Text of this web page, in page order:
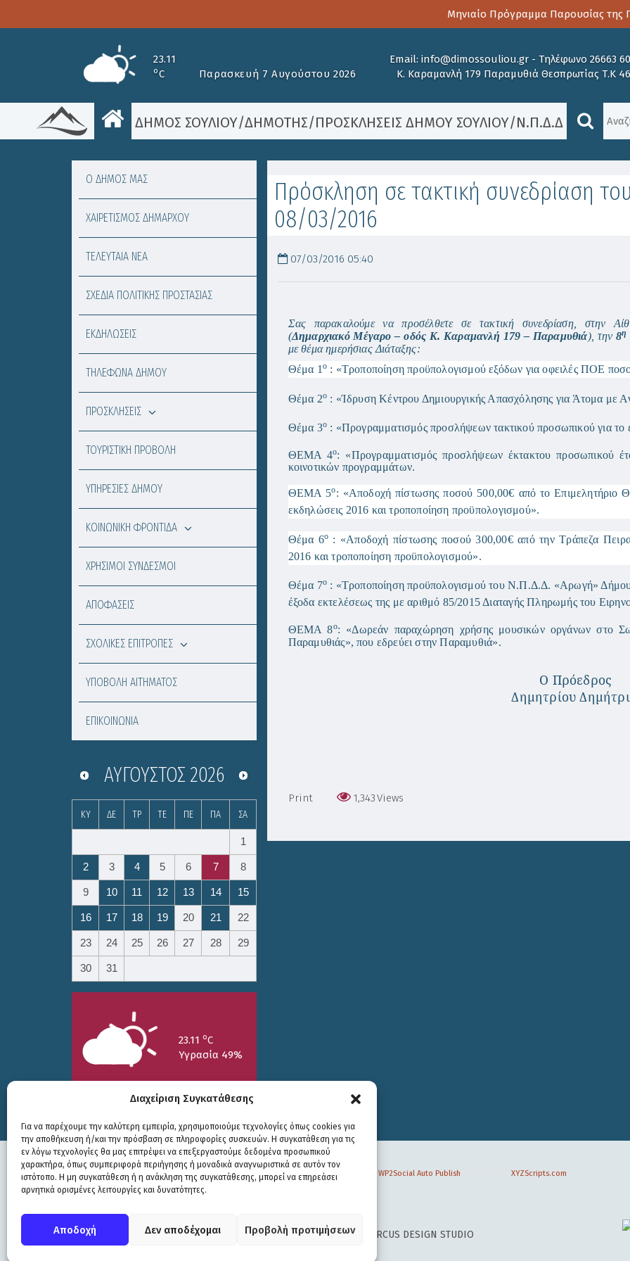
Διαχείριση Συγκατάθεσης
Για να παρέχουμε την καλύτερη εμπειρία, χρησιμοποιούμε τεχνολογίες όπως cookies για
την αποθήκευση ή/και την πρόσβαση σε πληροφορίες συσκευών. Η συγκατάθεση για τις
εν λόγω τεχνολογίες θα μας επιτρέψει να επεξεργαστούμε δεδομένα προσωπικού
χαρακτήρα, όπως συμπεριφορά περιήγησης ή μοναδικά αναγνωριστικά σε αυτόν τον
ιστότοπο. Η μη συγκατάθεση ή η ανάκληση της συγκατάθεσης, μπορεί να επηρεάσει
αρνητικά ορισμένες λειτουργίες και δυνατότητες.
Αποδοχή Δεν αποδέχομαι Προβολή προτιμήσεων
Μηνιαίο Πρόγραμμα Παρουσίας της
23.11
oC Παρασκευή 7 Αυγούστου 2026
Email: info@dimossouliou.gr - Τηλέφωνο 26663
Κ. Καραμανλή 179 Παραμυθιά Θεσπρωτίας Τ.Κ
ΔΗΜΟΣ ΣΟΥΛΙΟΥ/ΔΗΜΟΤΗΣ/ΠΡΟΣΚΛΉΣΕΙΣ ΔΉΜΟΥ ΣΟΥΛΊΟΥ/Ν.Π.Δ.Δ ΑΡΩΓΗ/
Πρόσκληση σε τακτική συνεδρίαση
08/03/2016
07/03/2016 05:40
Σας παρακαλούμε να προσέλθετε σε τακτική συνεδρίαση, στην
(Δημαρχιακό Μέγαρο – οδός Κ. Καραμανλή 179 – Παραμυθιά), την8η
με θέμα ημερήσιας Διάταξης:
Θέμα 1 ο: «Τροποποίηση προϋπολογισμού εξόδων για οφειλές ΠΟΕ
Θέμα 2o: «Ίδρυση Κέντρου Δημιουργικής Απασχόλησης για Άτομα
Θέμα 3ο: «Προγραμματισμός προσλήψεων τακτικού προσωπικού για το
ΘΕΜΑ 4ο: «Προγραμματισμός προσλήψεων έκτακτου προσωπικού
κοινοτικών προγραμμάτων.
ΘΕΜΑ 5ο: «Αποδοχή πίστωσης ποσού 500,00€ από το Επιμελητήριο
εκδηλώσεις 2016 και τροποποίηση προϋπολογισμού».
Θέμα 6o : «Αποδοχή πίστωσης ποσού 300,00€ από την Τράπεζα
2016 και τροποποίηση προϋπολογισμού».
Θέμα 7ο: «Τροποποίηση προϋπολογισμού του Ν.Π.Δ.Δ. «Αρωγή» Δήμου
έξοδα εκτελέσεως της με αριθμό 85/2015 Διαταγής Πληρωμής του
ΘΕΜΑ8ο: «Δωρεάν παραχώρηση χρήσης μουσικών οργάνων στο
Παραμυθιάς», που εδρεύει στην Παραμυθιά».
Ο Πρόεδρος
Δημητρίου
Print 1,343Views
Ο ΔΗΜΟΣ ΜΑΣ
ΧΑΙΡΕΤΙΣΜΟΣ ΔΗΜΑΡΧΟΥ
ΤΕΛΕΥΤΑΙΑ ΝΕΑ
ΣΧΕΔΙΑ ΠΟΛΙΤΙΚΗΣ ΠΡΟΣΤΑΣΙΑΣ
ΕΚΔΗΛΩΣΕΙΣ
ΤΗΛΕΦΩΝΑ ΔΗΜΟΥ
ΠΡΟΣΚΛΗΣΕΙΣ
ΤΟΥΡΙΣΤΙΚΗ ΠΡΟΒΟΛΗ
ΥΠΗΡΕΣΙΕΣ ΔΗΜΟΥ
ΚΟΙΝΩΝΙΚΗ ΦΡΟΝΤΙΔΑ
ΧΡΗΣΙΜΟΙ ΣΥΝΔΕΣΜΟΙ
ΑΠΟΦΑΣΕΙΣ
ΣΧΟΛΙΚΕΣ ΕΠΙΤΡΟΠΕΣ
ΥΠΟΒΟΛΗ ΑΙΤΗΜΑΤΟΣ
ΕΠΙΚΟΙΝΩΝΙΑ
ΑΎΓΟΥΣΤΟΣ 2026
ΚΥ ΔΕ ΤΡ ΤΕ ΠΕ ΠΑ ΣΑ
1
2 3 4 5 6 7 8
9 10 11 12 13 14 15
16 17 18 19 20 21 22
23 24 25 26 27 28 29
30 31
23.11 oC
Υγρασία 49%
25/7
15.73oC
26/7
17.99oC
27/7
20.94oC
© COPYRIGHT ΔΗΜΟΣ ΣΟΥΛΙΟΥ 2026
WEB DEVELOPMENT BYΕΓΚΡΙΤΟΣ GROUP| GRAPHICS DESIGN BY CIRCUS DESIGN STUDIO
WP2Social Auto Publish XYZScripts.com